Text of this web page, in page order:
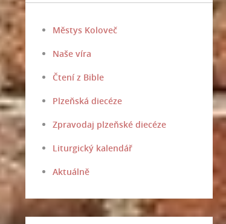
Městys Koloveč
Naše víra
Čtení z Bible
Plzeňská diecéze
Zpravodaj plzeňské diecéze
Liturgický kalendář
Aktuálně